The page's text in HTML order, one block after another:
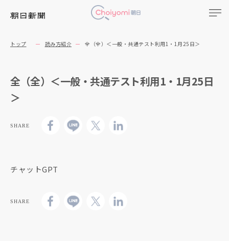
トップ 読み方紹介 全（全）＜一般・共通テスト利用1・1月25日＞
全（全）＜一般・共通テスト利用1・1月25日
＞
SHARE
チャットGPT
SHARE